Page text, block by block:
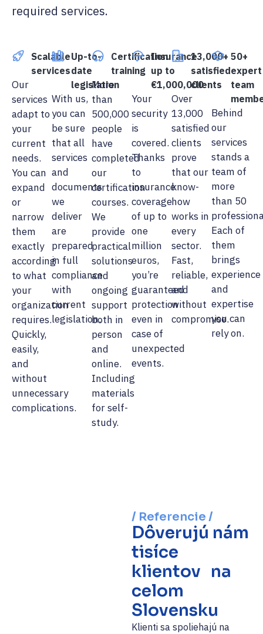
required services.
Scalable
services
Our
services
adapt to
your
current
needs.
You can
expand
or
narrow
them
exactly
according
to what
your
organization
requires.
Quickly,
easily,
and
without
unnecessary
complications.
Up-to-
date
legislation
With us,
you can
be sure
that all
services
and
documents
we
deliver
are
prepared
in full
compliance
with
current
legislation.
Certification
training
More
than
500,000
people
have
completed
our
certification
courses.
We
provide
practical
solutions
and
ongoing
support
both in
person
and
online.
Including
materials
for self-
study.
Insurance
up to
€1,000,000
Your
security
is
covered.
Thanks
to
insurance
coverage
of up to
one
million
euros,
you’re
guaranteed
protection
even in
case of
unexpected
events.
13,000+
satisfied
clients
Over
13,000
satisfied
clients
prove
that our
know-
how
works in
every
sector.
Fast,
reliable,
and
without
compromise.
50+
expert
team
Behind
our
services
stands a
team of
more
than 50
Each of
them
brings
experience
and
expertise
you can
rely on.
/ Referencie /
Dôverujú nám
tisíce
klientov na
celom
Slovensku
Klienti sa spoliehajú na